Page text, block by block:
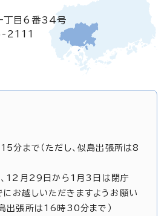
丁目6番34号
2111
まで（ただし、似島出張所は8
、12月29日から1月3日は閉庁
お越しいただきますようお願い
島出張所は16時30分まで）